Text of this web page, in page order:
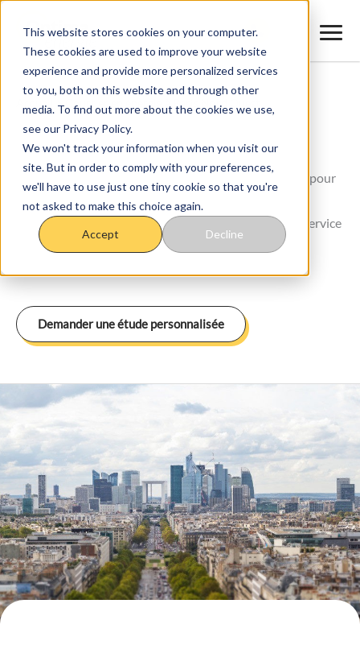
This website stores cookies on your computer.
These cookies are used to improve your website
experience and provide more personalized services
to you, both on this website and through other
media. To find out more about the cookies we use,
see our Privacy Policy.
We won't track your information when you visit our
site. But in order to comply with your preferences,
we'll have to use just one tiny cookie so that you're
not asked to make this choice again.
Accept Decline
contenu
Accueil > Courtier en énergie à Paris Nord Ouest
Courtier en énergie à Paris Ouest
Nos experts en énergie réalisent des études gratuites pour
toutes les entreprises présentes à Paris Ouest afin de
sélectionner le meilleur fournisseur d'énergie. Notre service
de courtage en énergie vous permet de réaliser des
Demander une étude personnalisée